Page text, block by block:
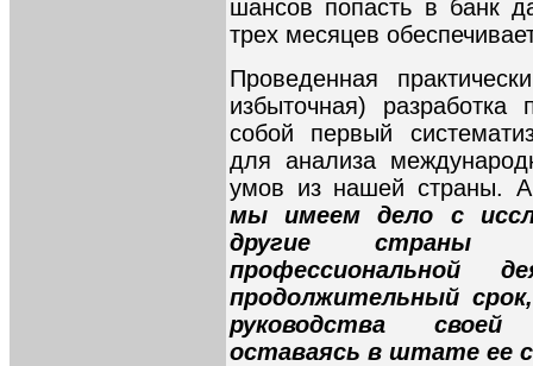
шансов попасть в банк
трех месяцев
Проведенная
избыточная) разработка
собой первый
для анализа
умов из нашей страны.
мы имеем дело с
другие страны
профессиональной
продолжительный
руководства своей
оставаясь в штате ее